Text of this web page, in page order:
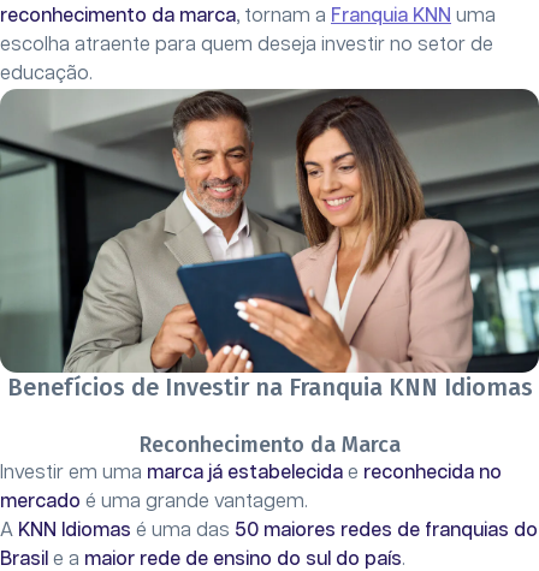
reconhecimento da marca, tornam a Franquia KNN uma
escolha atraente para quem deseja investir no setor de
educação.
Benefícios de Investir na Franquia KNN Idiomas
Reconhecimento da Marca
Investir em uma marca já estabelecida e reconhecida no
mercado é uma grande vantagem.
A KNN Idiomas é uma das 50 maiores redes de franquias do
Brasil e a maior rede de ensino do sul do país.